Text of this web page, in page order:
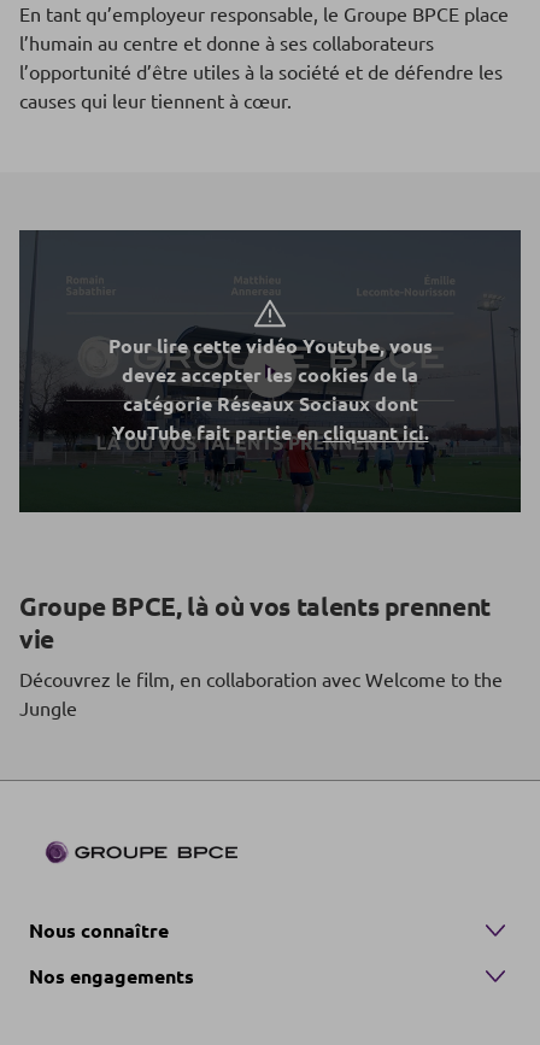
En tant qu’employeur responsable, le Groupe BPCE place
l’humain au centre et donne à ses collaborateurs
l’opportunité d’être utiles à la société et de défendre les
causes qui leur tiennent à cœur.
Pour lire cette vidéo Youtube, vous
devez accepter les cookies de la
catégorie Réseaux Sociaux dont
YouTube fait partie encliquant ici.
Groupe BPCE, là où vos talents prennent
vie
Découvrez le film, en collaboration avec Welcome to the
Jungle
Nous connaître
Nos engagements